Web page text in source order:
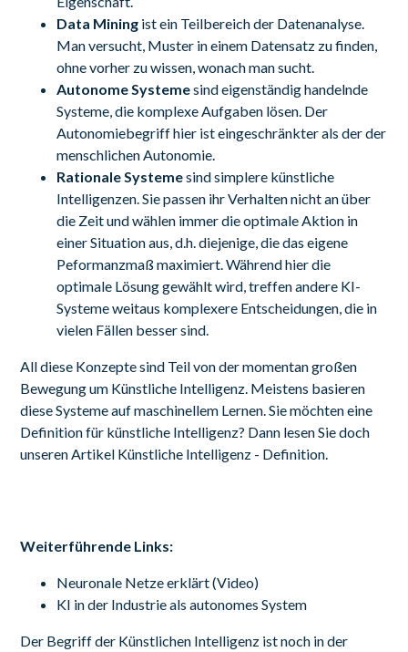
Data Mining ist ein Teilbereich der Datenanalyse.
Man versucht, Muster in einem Datensatz zu finden,
ohne vorher zu wissen, wonach man sucht.
Autonome Systemesind eigenständig handelnde
Systeme, die komplexe Aufgaben lösen. Der
Autonomiebegriff hier ist eingeschränkter als der der
menschlichen Autonomie.
Rationale Systemesind simplere künstliche
Intelligenzen. Sie passen ihr Verhalten nicht an über
die Zeit und wählen immer die optimale Aktion in
einer Situation aus, d.h. diejenige, die das eigene
Peformanzmaß maximiert. Während hier die
optimale Lösung gewählt wird, treffen andere KI-
Systeme weitaus komplexere Entscheidungen, die in
vielen Fällen besser sind.
All diese Konzepte sind Teil von der momentan großen
Bewegung um Künstliche Intelligenz. Meistens basieren
diese Systeme auf maschinellem Lernen. Sie möchten eine
Definition für künstliche Intelligenz? Dann lesen Sie doch
unseren Artikel Künstliche Intelligenz - Definition.
Weiterführende Links:
Neuronale Netze erklärt (Video)
KI in der Industrie als autonomes System
Der Begriff der Künstlichen Intelligenz ist noch in der